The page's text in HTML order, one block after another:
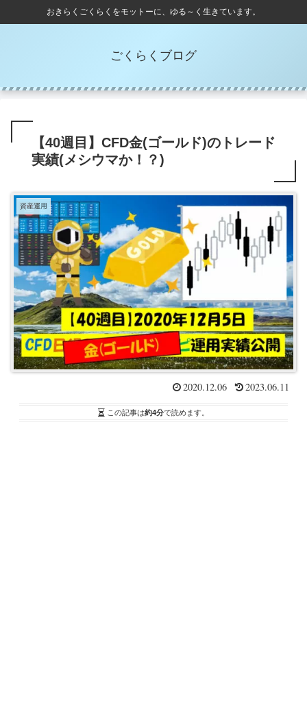
おきらくごくらくをモットーに、ゆる～く生きています。
ごくらくブログ
【40週目】CFD金(ゴールド)のトレード
実績(メシウマか！？)
資産運用
2020.12.06 2023.06.11
この記事は約4分で読めます。